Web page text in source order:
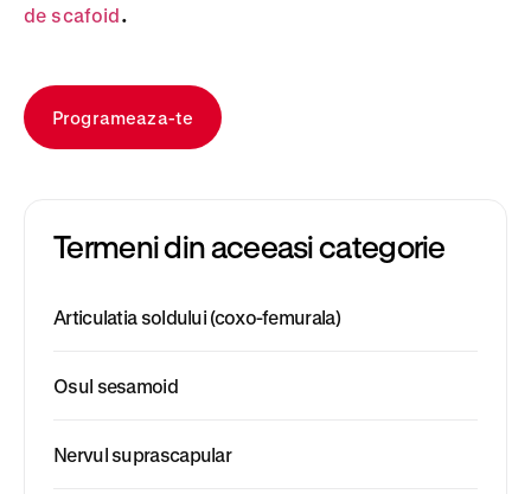
de scafoid.
Programeaza-te
Termeni din aceeasi categorie
Articulatia soldului (coxo-femurala)
Osul sesamoid
Nervul suprascapular